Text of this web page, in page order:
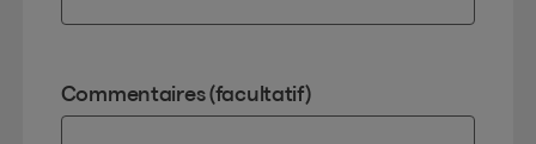
Commentaires (facultatif)